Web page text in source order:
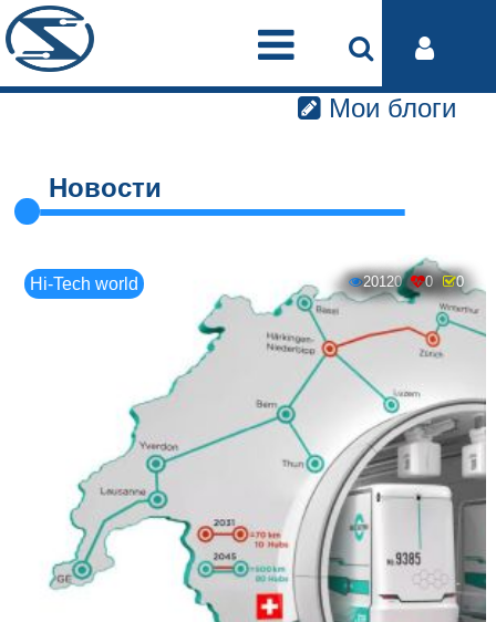
Мои блоги
Новости
Hi-Tech world 20120 0 0